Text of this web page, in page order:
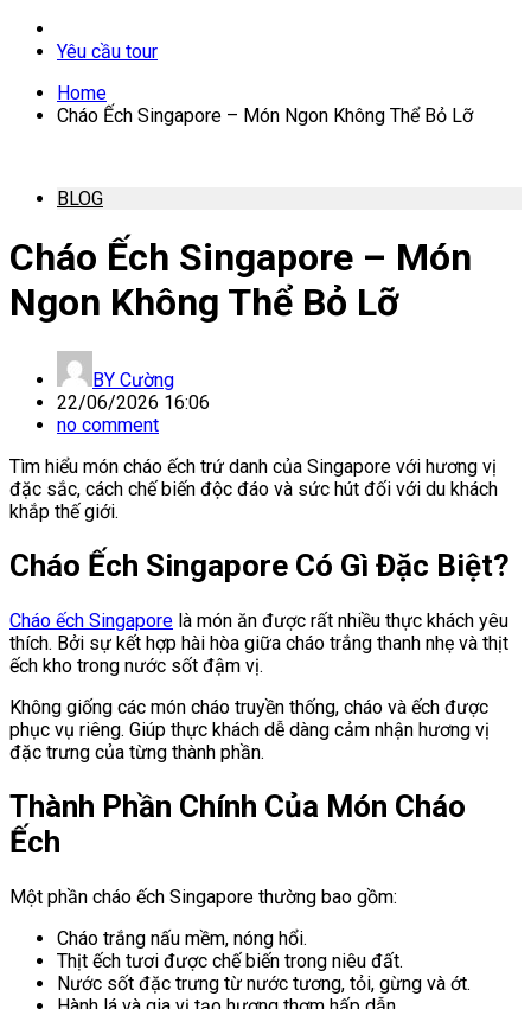
Yêu cầu tour
Home
Cháo Ếch Singapore – Món Ngon Không Thể Bỏ Lỡ
BLOG
Cháo Ếch Singapore – Món
Ngon Không Thể Bỏ Lỡ
BY Cường
22/06/2026 16:06
no comment
Tìm hiểu món cháo ếch trứ danh của Singapore với hương vị
đặc sắc, cách chế biến độc đáo và sức hút đối với du khách
khắp thế giới.
Cháo Ếch Singapore Có Gì Đặc Biệt?
Cháo ếch Singapore là món ăn được rất nhiều thực khách yêu
thích. Bởi sự kết hợp hài hòa giữa cháo trắng thanh nhẹ và thịt
ếch kho trong nước sốt đậm vị.
Không giống các món cháo truyền thống, cháo và ếch được
phục vụ riêng. Giúp thực khách dễ dàng cảm nhận hương vị
đặc trưng của từng thành phần.
Thành Phần Chính Của Món Cháo
Ếch
Một phần cháo ếch Singapore thường bao gồm:
Cháo trắng nấu mềm, nóng hổi.
Thịt ếch tươi được chế biến trong niêu đất.
Nước sốt đặc trưng từ nước tương, tỏi, gừng và ớt.